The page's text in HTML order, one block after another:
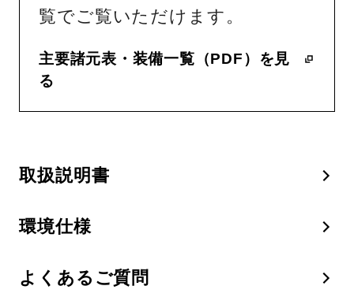
覧でご覧いただけます。
主要諸元表・装備一覧（PDF）を見
る
取扱説明書
環境仕様
よくあるご質問